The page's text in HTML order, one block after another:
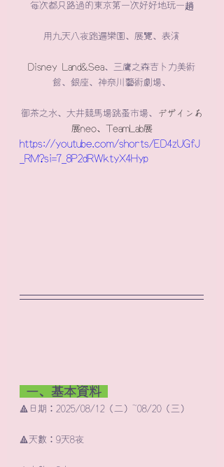
每次都只路過的東京第一次好好地玩一趟
用九天八夜跑遍樂園、展覽、表演
Disney Land&Sea、三鷹之森吉卜力美術
館、銀座、神奈川藝術劇場、
御茶之水、大井競馬場跳蚤市場、
デザインあ
展neo、TeamLab展
https://youtube.com/shorts/ED4zUGfJ
_RM?si=7_8P2dRWktyX4Hyp
一、基本資料
🔺日期：2025/08/12（二）～08/20（三）
🔺天數：9天8夜